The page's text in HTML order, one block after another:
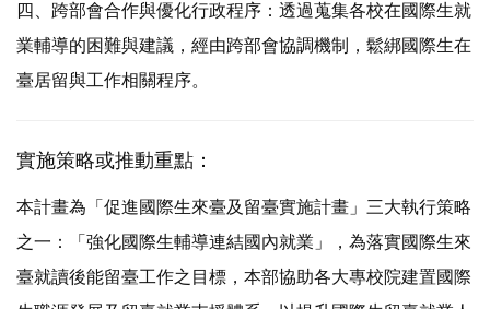
四、跨部會合作與優化行政程序：透過蒐集各校在國際生就
業輔導的困難與建議，經由跨部會協調機制，鬆綁國際生在
臺居留與工作相關程序。
實施策略或推動重點：
本計畫為「促進國際生來臺及留臺實施計畫」三大執行策略
之一：「強化國際生輔導連結國內就業」，為落實國際生來
臺就讀後能留臺工作之目標，本部協助各大專校院建置國際